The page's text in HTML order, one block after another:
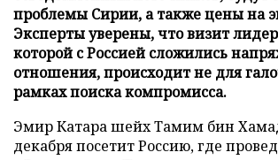
проблемы Сирии, а также цены на
Эксперты уверены, что визит
которой с Россией сложились
отношения, происходит не для
рамках поиска компромисса.
Эмир Катара шейх Тамим бин
декабря посетит Россию, где